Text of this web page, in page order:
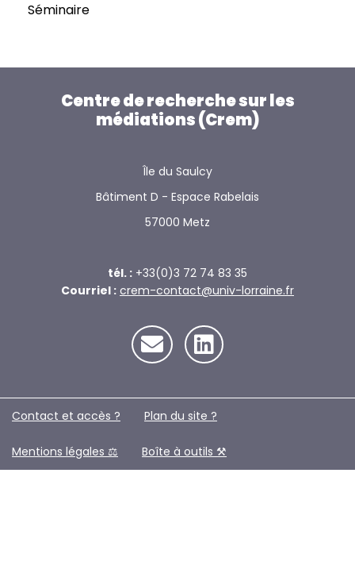
Séminaire
Centre de recherche sur les
médiations (Crem)
Île du Saulcy
Bâtiment D - Espace Rabelais
57000 Metz
tél. : +33(0)3 72 74 83 35
Courriel : crem-contact@univ-lorraine.fr
Contact et accès ? Plan du site ?️
Mentions légales ⚖️ Boîte à outils ⚒️